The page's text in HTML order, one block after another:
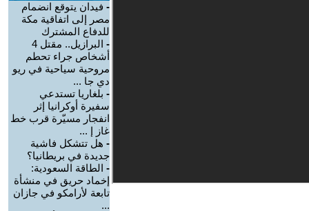
- فيدان يتوقع انضمام
مصر إلى اتفاقية مكة
للدفاع المشترك
-
البرازيل.. مقتل 4
أشخاص جراء تحطم
مروحية سياحية في ريو
دي جا ...
- بلغاريا تستدعي
سفيرة أوكرانيا إثر
انفجار مسيّرة قرب خط
غاز إ ...
- هل تتشكل فاشية
جديدة في بريطانيا؟
- الطاقة السعودية:
إخماد حريق في منشأة
تابعة لأرامكو في جازان
...